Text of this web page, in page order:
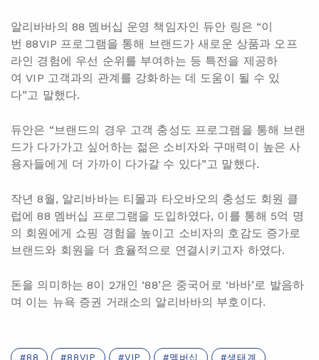
알리바바의 88 멤버십 운영 책임자인 듀안 링은 “이
번 88VIP 프로그램을 통해 브랜드가 새로운 상품과 오프
라인 경험에 우선 순위를 부여하는 등 특전을 제공하
여 VIP 고객과의 관계를 강화하는 데 도움이 될 수 있
다”고 말했다.
듀안은 “브랜드의 경우 고객 충성도 프로그램을 통해 브랜
드가 다가가고 싶어하는 젊은 소비자와 구매력이 높은 사
용자들에게 더 가까이 다가갈 수 있다”고 말했다.
작년 8월, 알리바바는 티몰과 타오바오의 충성도 회원 클
럽에 88 멤버십 프로그램을 도입하였다, 이를 통해 5억 명
의 회원에게 쇼핑 경험을 높이고 소비자의 호감도 증가로
브랜드와 회원을 더 효율적으로 연결시키고자 하였다.
돈을 의미하는 8이 2개인 ‘88’은 중국어로 ‘바바’로 발음하
며 이는 뉴욕 증권 거래소의 알리바바의 부호이다.
88 88VIP VIP 멤버십 생태계